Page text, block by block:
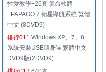
性愛教學+26套 算命軟體
+PAPAGO 7 衛星導航系統 繁體
中文 (8DVD9)
排行011 Windows XP、7、8
系統安裝USB隨身碟 繁體中文
DVD9版(2DVD9)